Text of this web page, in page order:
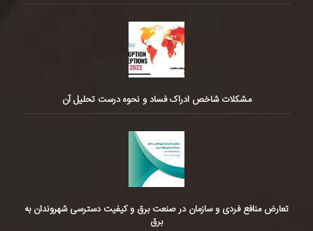
مشکلات شاخص ادراک فساد و نحوه درست تحلیل آن
تعارض منافع فردی و سازمان در صنعت برق و کیفیت دسترسی شهروندان به
برق